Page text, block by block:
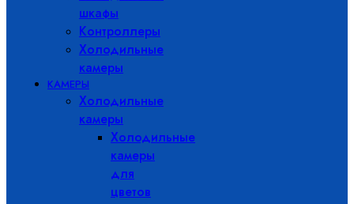
шкафы
Контроллеры
Холодильные
камеры
КАМЕРЫ
Холодильные
камеры
Холодильные
камеры
для
цветов